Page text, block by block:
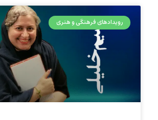
رویدادهای فرهنگی و هنری